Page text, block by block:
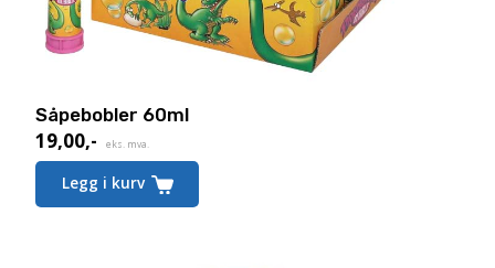
Såpebobler 60ml
19,00,- eks. mva.
Legg i kurv